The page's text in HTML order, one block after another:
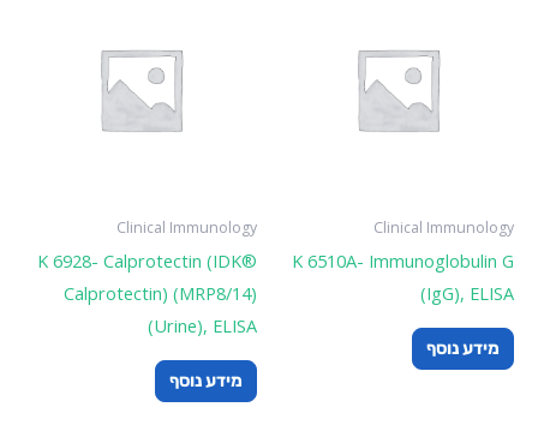
Clinical Immunology
K 6510A- Immunoglobulin G
(IgG), ELISA
מידע נוסף
Clinical Immunology
K 6928- Calprotectin (IDK®
Calprotectin) (MRP8/14)
(Urine), ELISA
מידע נוסף